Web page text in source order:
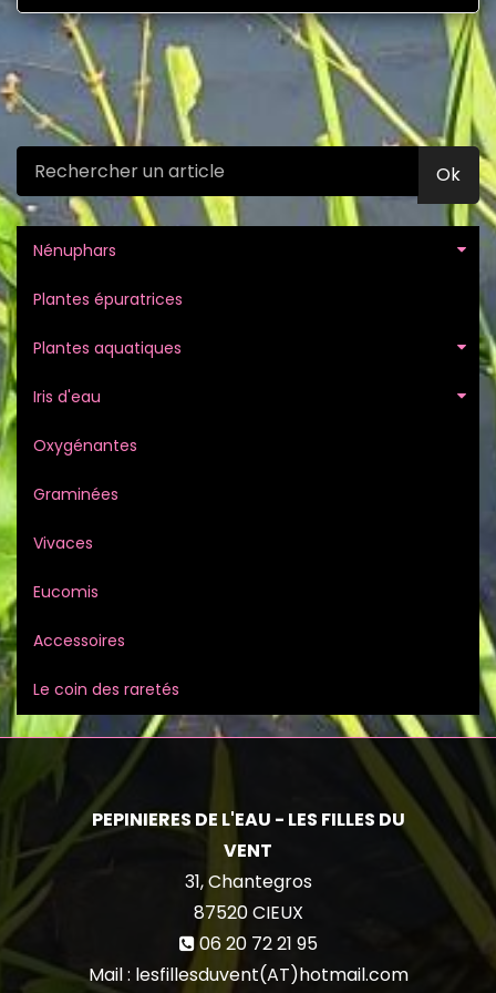
Ok
Nénuphars
Plantes épuratrices
Plantes aquatiques
Iris d'eau
Oxygénantes
Graminées
Vivaces
Eucomis
Accessoires
Le coin des raretés
PEPINIERES DE L'EAU - LES FILLES DU
VENT
31, Chantegros
87520CIEUX
06 20 72 21 95
Mail : lesfillesduvent(AT)hotmail.com